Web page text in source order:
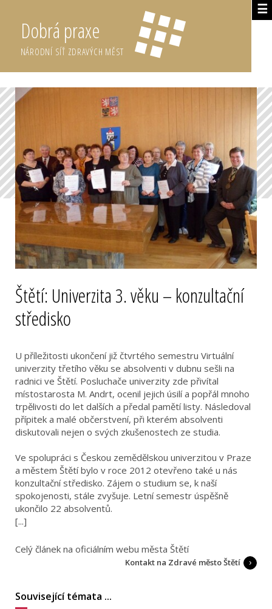
☰
Dobrá praxe
NÁRODNÍ SÍŤ ZDRAVÝCH MĚST
Štětí: Univerzita 3. věku – konzultační
středisko
U příležitosti ukončení již čtvrtého semestru Virtuální
univerzity třetího věku se absolventi v dubnu sešli na
radnici ve Štětí. Posluchače univerzity zde přivítal
místostarosta M. Andrt, ocenil jejich úsilí a popřál mnoho
trpělivosti do let dalších a předal pamětí listy. Následoval
přípitek a malé občerstvení, při kterém absolventi
diskutovali nejen o svých zkušenostech ze studia.
Ve spolupráci s Českou zemědělskou univerzitou v Praze
a městem Štětí bylo v roce 2012 otevřeno také u nás
konzultační středisko. Zájem o studium se, k naší
spokojenosti, stále zvyšuje. Letní semestr úspěšně
ukončilo 22 absolventů.
[...]
Celý článek na oficiálním webu města Štětí
Kontakt na Zdravé město Štětí
Související témata ...